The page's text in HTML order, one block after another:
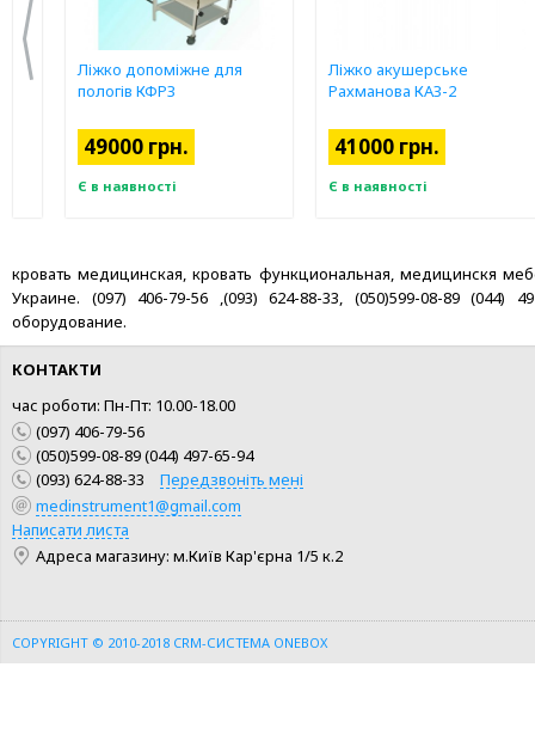
Ліжко допоміжне для
пологів КФРЗ
49000 грн.
Є в наявності
КУПИТИ
ШВИДКА ПОКУПКА
Ліжко акушерське
Рахманова КАЗ-2
41000 грн.
Є в наявності
кровать медицинская, кровать функциональная, медицинскя
Украине. (097) 406-79-56 ,(093) 624-88-33, (050)599-08-89
оборудование.
КОНТАКТИ
час роботи: Пн-Пт: 10.00-18.00
(097) 406-79-56
(050)599-08-89 (044) 497-65-94
(093) 624-88-33
Передзвоніть мені
medinstrument1@gmail.com
Написати листа
Адреса магазину: м.Київ Кар'єрна 1/5 к.2
COPYRIGHT © 2010-2018 CRM-СИСТЕМА ONEBOX